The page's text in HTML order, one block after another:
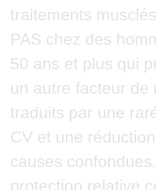
traitements
PAS chez des
50 ans et plus qui
un autre facteur de
traduits par une
CV et une
causes
protection relative